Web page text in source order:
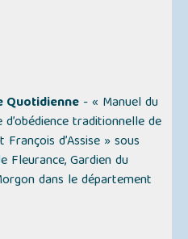
Quotidienne -« Manuel du
traditionnelle de
François d’Assise »sous
Fleurance, Gardien du
dans le département